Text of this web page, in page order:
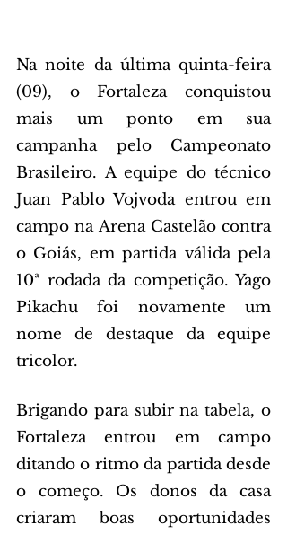
Na noite da última quinta-feira
(09), o Fortaleza conquistou
mais um ponto em sua
campanha pelo Campeonato
Brasileiro. A equipe do técnico
Juan Pablo Vojvoda entrou em
campo na Arena Castelão contra
o Goiás, em partida válida pela
10ª rodada da competição. Yago
Pikachu foi novamente um
nome de destaque da equipe
tricolor.
Brigando para subir na tabela, o
Fortaleza entrou em campo
ditando o ritmo da partida desde
o começo. Os donos da casa
criaram boas oportunidades